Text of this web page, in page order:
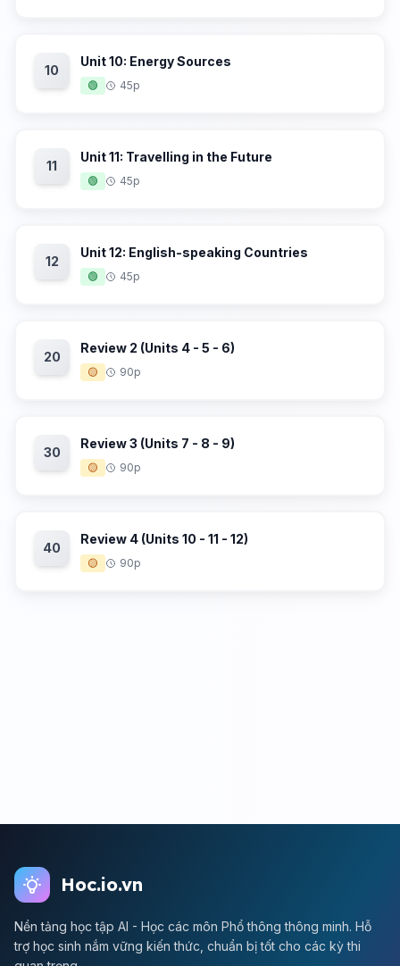
10
Unit 10: Energy Sources
🟢 45p
11
Unit 11: Travelling in the Future
🟢 45p
12
Unit 12: English-speaking Countries
🟢 45p
20
Review 2 (Units 4 - 5 - 6)
🟡 90p
30
Review 3 (Units 7 - 8 - 9)
🟡 90p
40
Review 4 (Units 10 - 11 - 12)
🟡 90p
Hoc.io.vn
Nền tảng học tập AI - Học các môn Phổ thông thông minh. Hỗ
trợ học sinh nắm vững kiến thức, chuẩn bị tốt cho các kỳ thi